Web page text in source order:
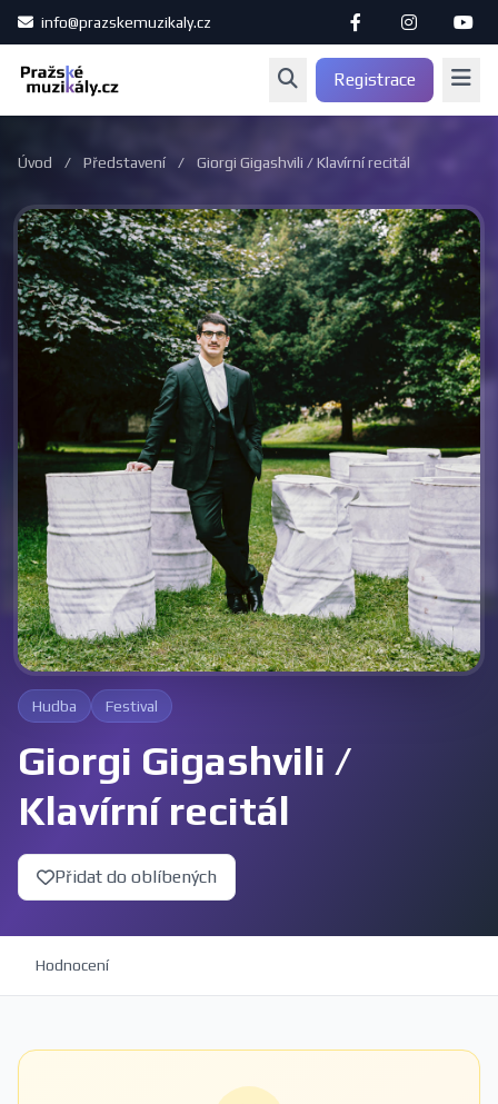
info@prazskemuzikaly.cz
Registrace
Úvod / Představení / Giorgi Gigashvili / Klavírní recitál
Hudba Festival
Giorgi Gigashvili /
Klavírní recitál
Přidat do oblíbených
Hodnocení